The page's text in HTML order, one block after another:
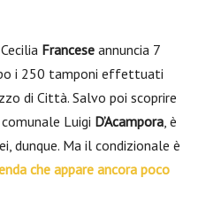
Francese annuncia 7
i 250 tamponi effettuati
di Città. Salvo poi scoprire
Luigi D’Acampora, è
dunque. Ma il condizionale è
che appare ancora poco